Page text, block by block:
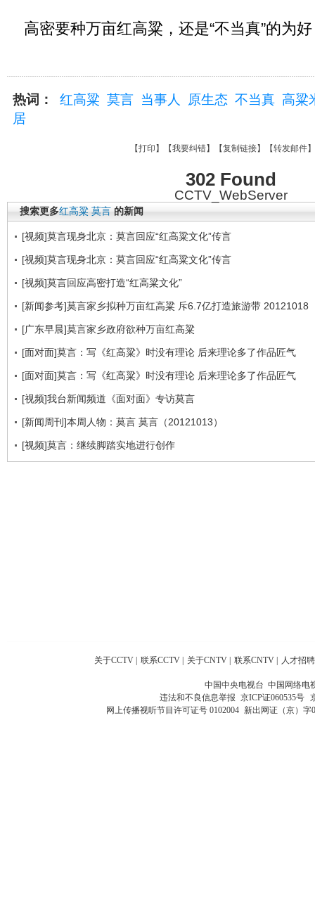
高密要种万亩红高粱，还是“不当真”的为
热词： 红高粱 莫言 当事人 原生态 不当真 高粱
居
【打印 】【我要纠错】【复制链接】【转发邮件
302 Found
CCTV_WebServer
搜索更多红高粱 莫言 的新闻
[视频]莫言现身北京：莫言回应“红高粱文化”传言
[视频]莫言现身北京：莫言回应“红高粱文化”传言
[视频]莫言回应高密打造“红高粱文化”
[新闻参考]莫言家乡拟种万亩红高粱 斥6.7亿打造旅游带 20121018
[广东早晨]莫言家乡政府欲种万亩红高粱
[面对面]莫言：写《红高粱》时没有理论 后来理论多了作品匠气
[面对面]莫言：写《红高粱》时没有理论 后来理论多了作品匠气
[视频]我台新闻频道《面对面》专访莫言
[新闻周刊]本周人物：莫言 莫言（20121013）
[视频]莫言：继续脚踏实地进行创作
关于CCTV 联系CCTV 关于CNTV 联系CNTV 人才招聘
中国中央电视台 中国网络电
违法和不良信息举报 京ICP证060535号
网上传播视听节目许可证号 0102004 新出网证（京）